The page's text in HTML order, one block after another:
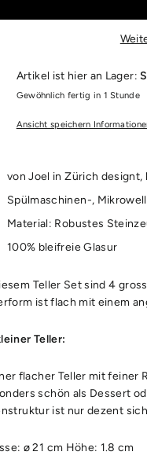
Artikel ist hier an Lager:
Gewöhnlich fertig in 1 Stunde
Ansicht speichern
von Joel in Zürich designt,
Spülmaschinen-,
Material: Robustes
100% bleifreie Glasur
Teller Set sind 4
ist flach mit einem
Teller:
flacher Teller mit feiner
schön als Dessert
ist nur dezent
ø 21 cm Höhe: 1.8 cm